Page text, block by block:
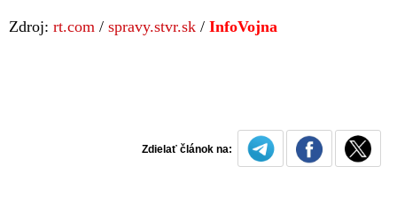
Zdroj: rt.com / spravy.stvr.sk / InfoVojna
Zdielať článok na: